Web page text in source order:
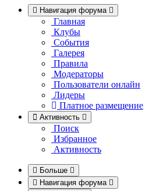
Навигация форума
Главная
Клубы
События
Галерея
Правила
Модераторы
Пользователи онлайн
Лидеры
Платное размещение
Активность
Поиск
Избранное
Активность
Больше
Навигация форума